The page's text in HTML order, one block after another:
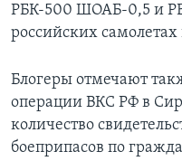
РБК-500 ШОАБ-0,5 и
российских
Блогеры отмечают
операции ВКС РФ в
количество
боеприпасов по